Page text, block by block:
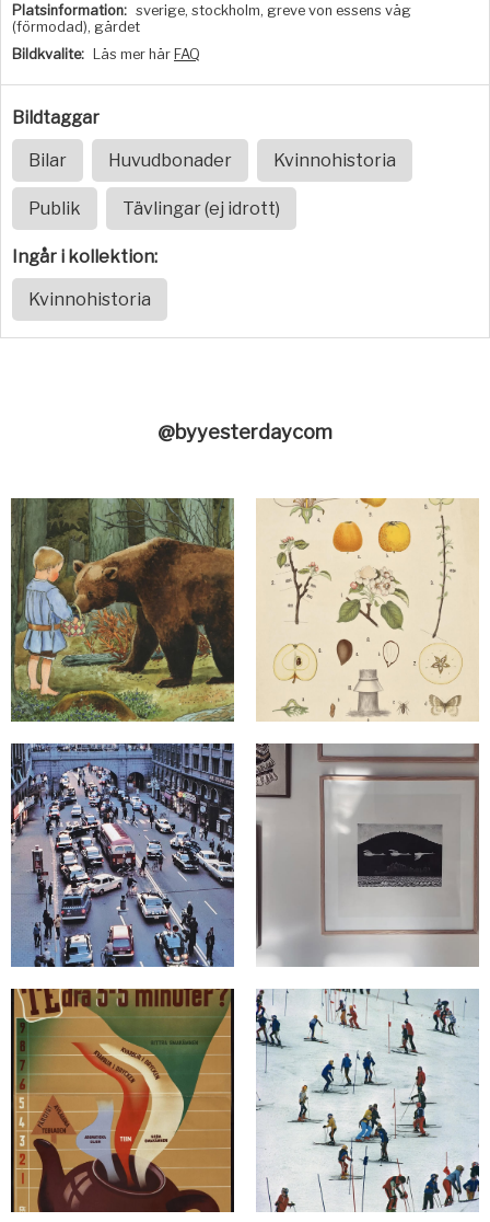
Platsinformation: sverige, stockholm, greve von essens väg
(förmodad), gärdet
Bildkvalite:
Läs mer här FAQ
Bildtaggar
Bilar Huvudbonader Kvinnohistoria
Publik Tävlingar (ej idrott)
Ingår i kollektion:
Kvinnohistoria
@byyesterdaycom